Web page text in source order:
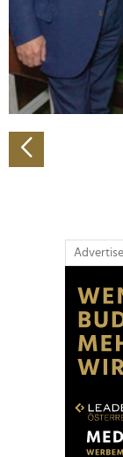
Wir verwenden
personalisieren,
zu können und
analysieren.
Verwendung
soziale Medien,
Partner führen